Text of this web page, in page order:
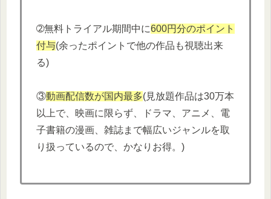
➁無料トライアル期間中に600円分のポイント
付与(余ったポイントで他の作品も視聴出来
る)
③動画配信数が国内最多(見放題作品は30万本
以上で、映画に限らず、ドラマ、アニメ、電
子書籍の漫画、雑誌まで幅広いジャンルを取
り扱っているので、かなりお得。)